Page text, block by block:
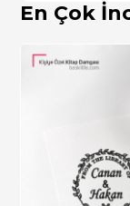
En Çok